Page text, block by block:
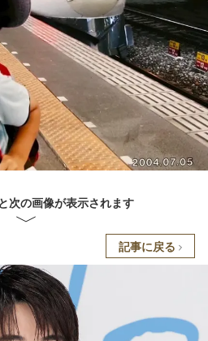
次の画像が表示されます
記事に戻る